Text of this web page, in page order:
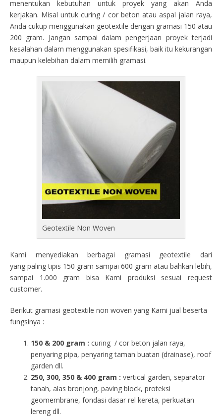
menentukan kebutuhan untuk proyek yang akan Anda
kerjakan. Misal untuk curing / cor beton atau aspal jalan raya,
Anda cukup menggunakan geotextile dengan gramasi 150 atau
200 gram. Jangan sampai dalam pengerjaan proyek terjadi
kesalahan dalam menggunakan spesifikasi, baik itu kekurangan
maupun kelebihan dalam memilih gramasi.
Geotextile Non Woven
Kami menyediakan berbagai gramasi geotextile dari
yang paling tipis 150 gram sampai 600 gram atau bahkan lebih,
sampai 1.000 gram bisa Kami produksi sesuai request
customer.
Berikut gramasi geotextile non woven yang Kami jual beserta
fungsinya :
150 & 200 gram : curing / cor beton jalan raya,
penyaring pipa, penyaring taman buatan (drainase), roof
garden dll.
250, 300, 350 & 400 gram : vertical garden, separator
tanah, alas bronjong, paving block, proteksi
geomembrane, fondasi dasar rel kereta, perkuatan
lereng dll.